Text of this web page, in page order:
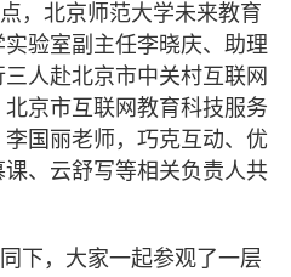
点，北京师范大学未来教育
验室副主任李晓庆、助理
人赴北京市中关村互联网
京市互联网教育科技服务
国丽老师，巧克互动、优
、云舒写等相关负责人共
下，大家一起参观了一层